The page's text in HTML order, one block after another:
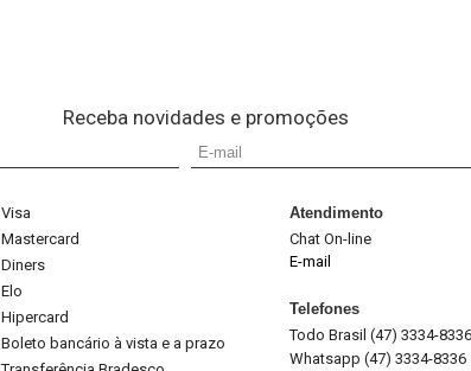
Receba novidades e promoções
Visa
Mastercard
Diners
Elo
Hipercard
Boleto bancário à vista e a prazo
Atendimento
Chat On-line
E-mail
Telefones
Todo Brasil (47) 3334-8336
Whatsapp (47) 3334-8336